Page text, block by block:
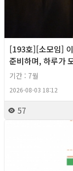
[193호][소모임]
준비하며, 하루가
기간 : 7월
2026-08-03 18:12
57